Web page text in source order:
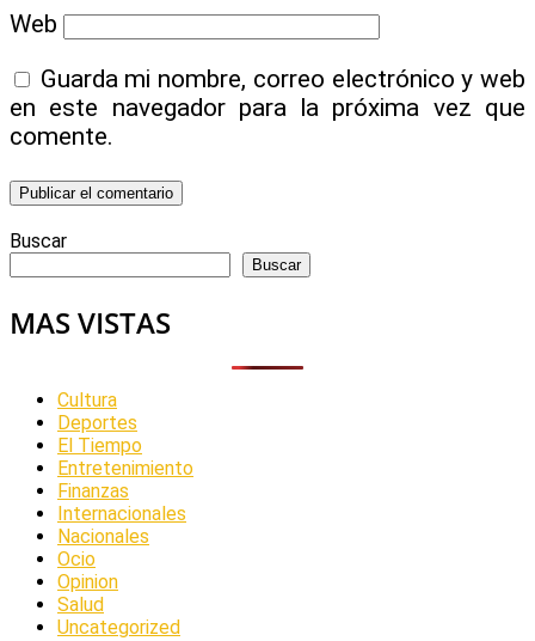
Web
Guarda mi nombre, correo electrónico y web
en este navegador para la próxima vez que
comente.
Buscar
Buscar
MAS VISTAS
Cultura
Deportes
El Tiempo
Entretenimiento
Finanzas
Internacionales
Nacionales
Ocio
Opinion
Salud
Uncategorized